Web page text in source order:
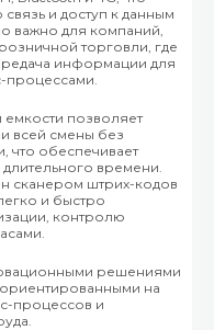
и доступ к данным
важно для компаний,
торговли, где
информации для
процессами.
позволяет
всей смены без
что обеспечивает
времени.
сканером штрих-кодов
и быстро
контролю
решениями
на
процессов и